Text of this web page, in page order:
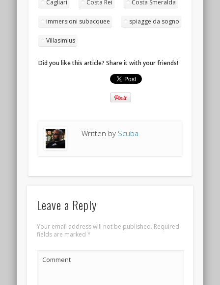
Cagliari Costa Rei Costa Smeralda
immersioni subacquee spiagge da sogno
Villasimius
Did you like this article? Share it with your friends!
Written by Scuba
Leave a Reply
Your email address will not be published. Required
fields are marked *
Comment